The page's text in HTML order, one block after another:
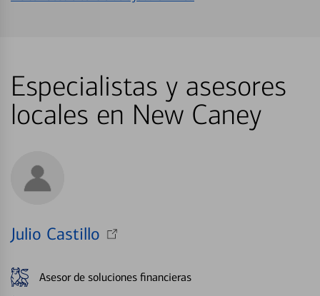
Especialistas y asesores
locales en New Caney
Julio Castillo
Asesor de soluciones financieras